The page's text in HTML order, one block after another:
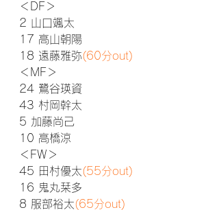
＜DF＞
2 山口颯太
17 高山朝陽
18 遠藤雅弥(60分out)
＜MF＞
24 鷺谷瑛資
43 村岡幹太
5 加藤尚己
10 高橋涼
＜FW＞
45 田村優太(55分out)
16 鬼丸栞多
8 服部裕太(65分out)